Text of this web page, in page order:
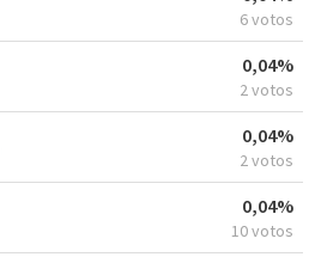
6 votos
0,04%
2 votos
0,04%
2 votos
0,04%
10 votos